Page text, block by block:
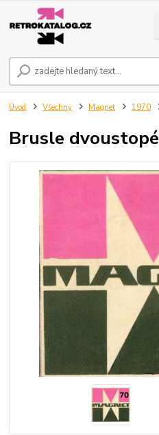
Úvod Všechny Magnet 1970
Brusle dvoustopé